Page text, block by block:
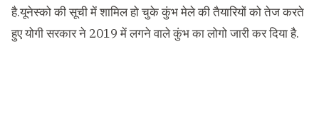
है.यूनेस्को की सूची में शामिल हो चुके कुंभ मेले की तैयारियों को तेज करते
हुए योगी सरकार ने 2019 में लगने वाले कुंभ का लोगो जारी कर दिया है.